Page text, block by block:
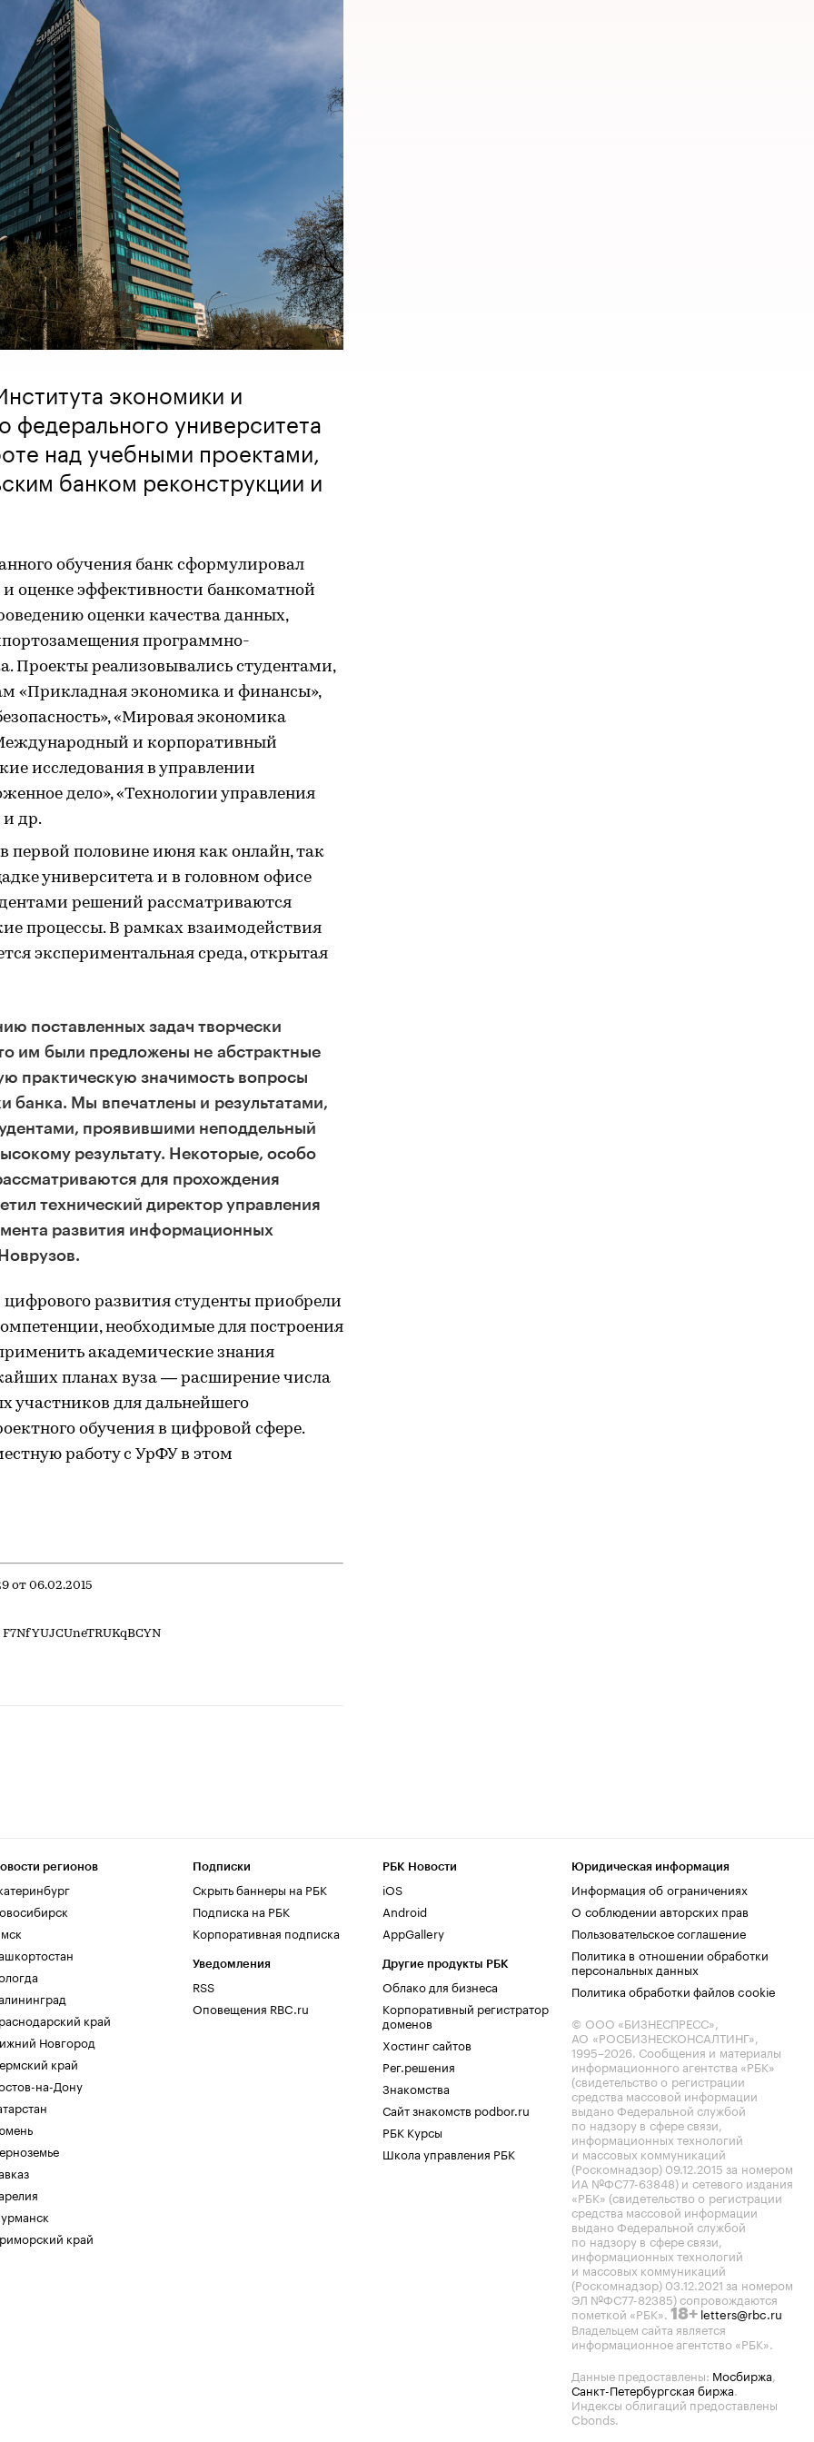
экономики и
федерального университета
над учебными проектами,
банком реконструкции и
обучения банк сформулировал
оценке эффективности банкоматной
оценки качества данных,
программно-
Проекты реализовывались студентами,
«Прикладная экономика и финансы»,
«Мировая экономика
и корпоративный
исследования в управлении
дело», «Технологии управления
др.
первой половине июня как онлайн, так
университета и в головном офисе
решений рассматриваются
процессы. В рамках взаимодействия
экспериментальная среда, открытая
поставленных задач творчески
им были предложены не абстрактные
практическую значимость вопросы
банка. Мы впечатлены и результатами,
проявившими неподдельный
результату. Некоторые, особо
для прохождения
технический директор управления
развития информационных
развития студенты приобрели
необходимые для построения
академические знания
планах вуза — расширение числа
участников для дальнейшего
обучения в цифровой сфере.
работу с УрФУ в этом
от 06.02.2015
регионов
край
Новгород
край
на-Дону
край
Подписки
Скрыть баннеры на РБК
Подписка на РБК
Корпоративная подписка
Уведомления
RSS
Оповещения RBC.ru
РБК Новости
iOS
Android
AppGallery
Другие продукты РБК
Облако для бизнеса
Корпоративный регистратор
доменов
Хостинг сайтов
Рег.решения
Знакомства
Сайт знакомств podbor.ru
РБК Курсы
Школа управления РБК
Юридическая информация
Информация об ограничениях
О соблюдении авторских прав
Пользовательское соглашение
Политика в отношении обработки
персональных данных
Политика обработки файлов cookie
© ООО «БИЗНЕСПРЕСС»,
АО «РОСБИЗНЕСКОНСАЛТИНГ»,
1995–2026. Сообщения и материалы
информационного агентства «РБК»
(свидетельство о регистрации
средства массовой информации
выдано Федеральной службой
по надзору в сфере связи,
информационных технологий
и массовых коммуникаций
(Роскомнадзор) 09.12.2015 за номером
ИА №ФС77-63848) и сетевого издания
«РБК» (свидетельство о регистрации
средства массовой информации
выдано Федеральной службой
по надзору в сфере связи,
информационных технологий
и массовых коммуникаций
(Роскомнадзор) 03.12.2021 за номером
ЭЛ №ФС77-82385) сопровождаются
пометкой «РБК». 18+ letters@rbc.ru
Владельцем сайта является
информационное агентство «РБК».
Данные предоставлены: Мосбиржа,
Санкт-Петербургская биржа.
Индексы облигаций предоставлены
Cbonds.